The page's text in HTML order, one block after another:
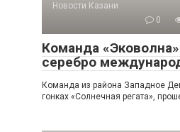
Новости Казани
0
Команда
серебро
Команда из района Западное
гонках «Солнечная регата»,